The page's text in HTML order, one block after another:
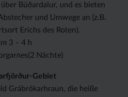
Búðardalur, und es bieten
und Umwege an (z.B.
Erichs des Roten).
3 – 4 h
Nächte)
Gebiet
Grábrókarhraun, die heiße